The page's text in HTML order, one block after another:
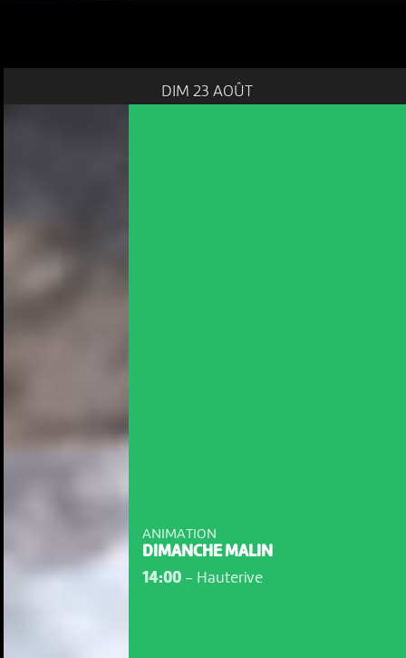
DIM 23 AOÛT
ANIMATION
DIMANCHE MALIN
14:00- Hauterive